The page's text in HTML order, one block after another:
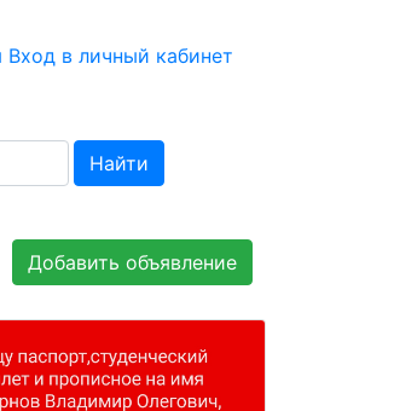
Вход в личный кабинет
Найти
Добавить объявление